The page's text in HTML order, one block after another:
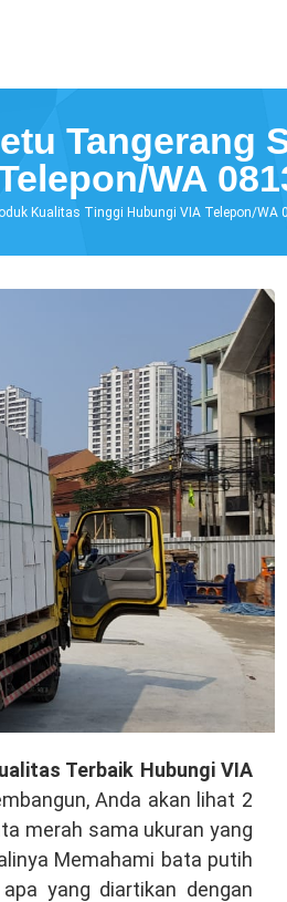
Tangerang
WA
Kualitas Tinggi Hubungi VIA Telepon/WA
Terbaik Hubungi VIA
Anda akan lihat 2
merah sama ukuran yang
Memahami bata putih
yang diartikan dengan